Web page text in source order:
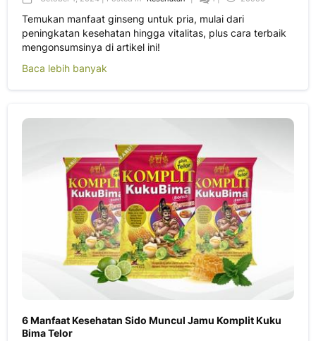
Temukan manfaat ginseng untuk pria, mulai dari
peningkatan kesehatan hingga vitalitas, plus cara terbaik
mengonsumsinya di artikel ini!
Baca lebih banyak
6 Manfaat Kesehatan Sido Muncul Jamu Komplit Kuku
Bima Telor